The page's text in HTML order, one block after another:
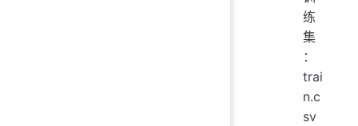
练
集
：
trai
n.c
sv